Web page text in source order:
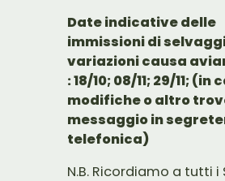
Date indicative delle
immissioni di
variazioni causa
: 18/10; 08/11; 29/11; (in
modifiche o altro
messaggio in
telefonica)
N.B. Ricordiamo a tutti i